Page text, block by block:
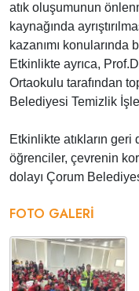
atık oluşumunun
kaynağında
kazanımı konularında
Etkinlikte ayrıca,
Ortaokulu tarafından
Belediyesi Temizlik
Etkinlikte atıkların
öğrenciler, çevrenin
dolayı Çorum
FOTO GALERI